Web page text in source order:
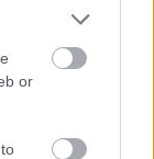
or